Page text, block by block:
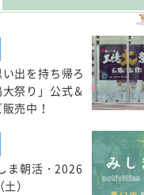
出を持ち帰ろ
祭り」公式＆
売中！
ま朝活・2026
）